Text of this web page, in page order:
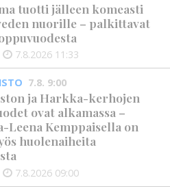
tuotti jälleen komeasti
nuorille – palkittavat
7.8.2026 11:33
7.8. 9:00
ja Harkka-kerhojen
ovat alkamassa –
Leena Kemppaisella on
huolenaiheita
7.8.2026 09:00